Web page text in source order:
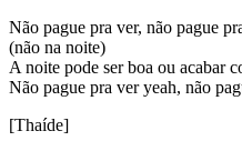
Não pague pra ver, não pague
(não na noite)
A noite pode ser boa ou acabar
Não pague pra ver yeah, não
[Thaíde]